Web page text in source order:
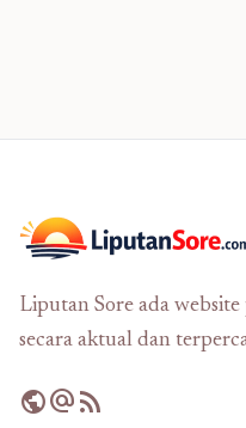
Liputan Sore ada
secara aktual dan
publicalternate_emailrss_feed